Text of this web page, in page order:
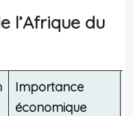
l’Afrique du
Importance
économique